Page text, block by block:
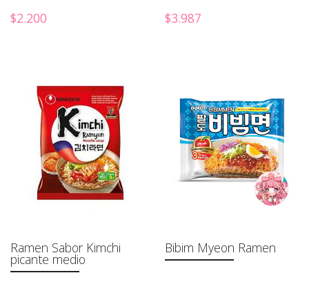
$2.200 $3.987
Ramen Sabor Kimchi
picante medio
Bibim Myeon Ramen